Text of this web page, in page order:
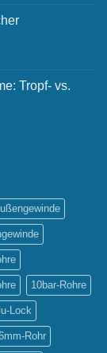
Tropf- vs.
10bar-Rohre
Lock
Rohr